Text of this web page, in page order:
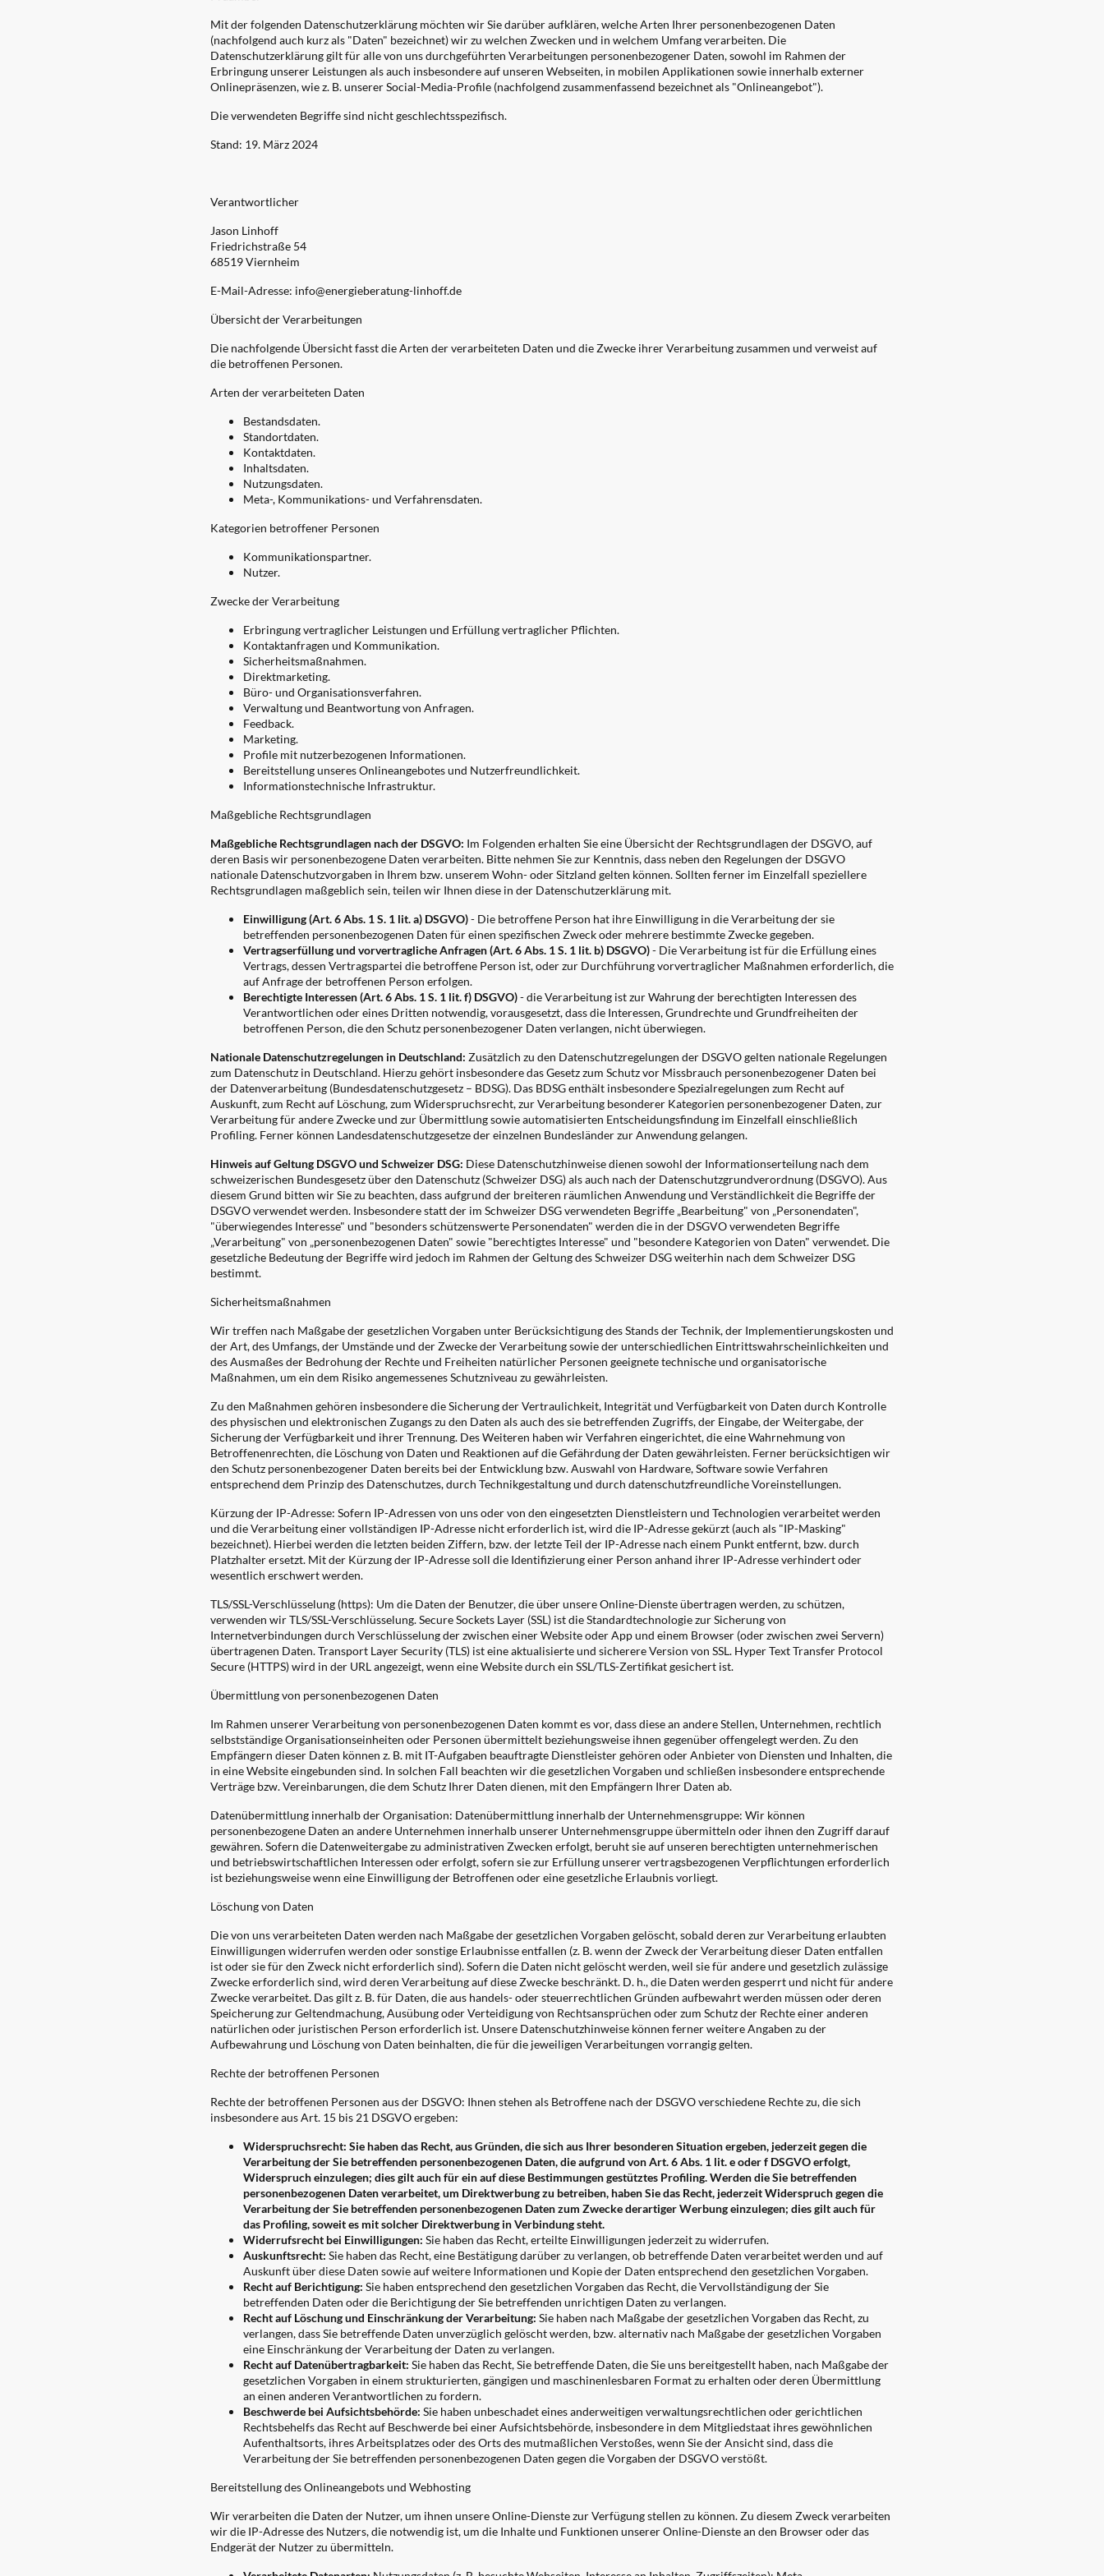
Mit der folgenden Datenschutzerklärung möchten wir Sie darüber aufklären, welche Arten Ihrer personenbezogenen Daten
(nachfolgend auch kurz als "Daten" bezeichnet) wir zu welchen Zwecken und in welchem Umfang verarbeiten. Die
Datenschutzerklärung gilt für alle von uns durchgeführten Verarbeitungen personenbezogener Daten, sowohl im Rahmen der
Erbringung unserer Leistungen als auch insbesondere auf unseren Webseiten, in mobilen Applikationen sowie innerhalb externer
Onlinepräsenzen, wie z. B. unserer Social-Media-Profile (nachfolgend zusammenfassend bezeichnet als "Onlineangebot").
Die verwendeten Begriffe sind nicht geschlechtsspezifisch.
Stand: 19. März 2024
Verantwortlicher
Jason Linhoff
Friedrichstraße 54
68519 Viernheim
E-Mail-Adresse: info@energieberatung-linhoff.de
Übersicht der Verarbeitungen
Die nachfolgende Übersicht fasst die Arten der verarbeiteten Daten und die Zwecke ihrer Verarbeitung zusammen und verweist auf
die betroffenen Personen.
Arten der verarbeiteten Daten
Bestandsdaten.
Standortdaten.
Kontaktdaten.
Inhaltsdaten.
Nutzungsdaten.
Meta-, Kommunikations- und Verfahrensdaten.
Kategorien betroffener Personen
Kommunikationspartner.
Nutzer.
Zwecke der Verarbeitung
Erbringung vertraglicher Leistungen und Erfüllung vertraglicher Pflichten.
Kontaktanfragen und Kommunikation.
Sicherheitsmaßnahmen.
Direktmarketing.
Büro- und Organisationsverfahren.
Verwaltung und Beantwortung von Anfragen.
Feedback.
Marketing.
Profile mit nutzerbezogenen Informationen.
Bereitstellung unseres Onlineangebotes und Nutzerfreundlichkeit.
Informationstechnische Infrastruktur.
Maßgebliche Rechtsgrundlagen
Maßgebliche Rechtsgrundlagen nach der DSGVO: Im Folgenden erhalten Sie eine Übersicht der Rechtsgrundlagen der DSGVO, auf
deren Basis wir personenbezogene Daten verarbeiten. Bitte nehmen Sie zur Kenntnis, dass neben den Regelungen der DSGVO
nationale Datenschutzvorgaben in Ihrem bzw. unserem Wohn- oder Sitzland gelten können. Sollten ferner im Einzelfall speziellere
Rechtsgrundlagen maßgeblich sein, teilen wir Ihnen diese in der Datenschutzerklärung mit.
Einwilligung (Art. 6 Abs. 1 S. 1 lit. a) DSGVO)- Die betroffene Person hat ihre Einwilligung in die Verarbeitung der sie
betreffenden personenbezogenen Daten für einen spezifischen Zweck oder mehrere bestimmte Zwecke gegeben.
Vertragserfüllung und vorvertragliche Anfragen (Art. 6 Abs. 1 S. 1 lit. b) DSGVO)- Die Verarbeitung ist für die Erfüllung eines
Vertrags, dessen Vertragspartei die betroffene Person ist, oder zur Durchführung vorvertraglicher Maßnahmen erforderlich, die
auf Anfrage der betroffenen Person erfolgen.
Berechtigte Interessen (Art. 6 Abs. 1 S. 1 lit. f) DSGVO)- die Verarbeitung ist zur Wahrung der berechtigten Interessen des
Verantwortlichen oder eines Dritten notwendig, vorausgesetzt, dass die Interessen, Grundrechte und Grundfreiheiten der
betroffenen Person, die den Schutz personenbezogener Daten verlangen, nicht überwiegen.
Nationale Datenschutzregelungen in Deutschland: Zusätzlich zu den Datenschutzregelungen der DSGVO gelten nationale Regelungen
zum Datenschutz in Deutschland. Hierzu gehört insbesondere das Gesetz zum Schutz vor Missbrauch personenbezogener Daten bei
der Datenverarbeitung (Bundesdatenschutzgesetz – BDSG). Das BDSG enthält insbesondere Spezialregelungen zum Recht auf
Auskunft, zum Recht auf Löschung, zum Widerspruchsrecht, zur Verarbeitung besonderer Kategorien personenbezogener Daten, zur
Verarbeitung für andere Zwecke und zur Übermittlung sowie automatisierten Entscheidungsfindung im Einzelfall einschließlich
Profiling. Ferner können Landesdatenschutzgesetze der einzelnen Bundesländer zur Anwendung gelangen.
Hinweis auf Geltung DSGVO und Schweizer DSG: Diese Datenschutzhinweise dienen sowohl der Informationserteilung nach dem
schweizerischen Bundesgesetz über den Datenschutz (Schweizer DSG) als auch nach der Datenschutzgrundverordnung (DSGVO). Aus
diesem Grund bitten wir Sie zu beachten, dass aufgrund der breiteren räumlichen Anwendung und Verständlichkeit die Begriffe der
DSGVO verwendet werden. Insbesondere statt der im Schweizer DSG verwendeten Begriffe „Bearbeitung" von „Personendaten",
"überwiegendes Interesse" und "besonders schützenswerte Personendaten" werden die in der DSGVO verwendeten Begriffe
„Verarbeitung" von „personenbezogenen Daten" sowie "berechtigtes Interesse" und "besondere Kategorien von Daten" verwendet. Die
gesetzliche Bedeutung der Begriffe wird jedoch im Rahmen der Geltung des Schweizer DSG weiterhin nach dem Schweizer DSG
bestimmt.
Sicherheitsmaßnahmen
Wir treffen nach Maßgabe der gesetzlichen Vorgaben unter Berücksichtigung des Stands der Technik, der Implementierungskosten und
der Art, des Umfangs, der Umstände und der Zwecke der Verarbeitung sowie der unterschiedlichen Eintrittswahrscheinlichkeiten und
des Ausmaßes der Bedrohung der Rechte und Freiheiten natürlicher Personen geeignete technische und organisatorische
Maßnahmen, um ein dem Risiko angemessenes Schutzniveau zu gewährleisten.
Zu den Maßnahmen gehören insbesondere die Sicherung der Vertraulichkeit, Integrität und Verfügbarkeit von Daten durch Kontrolle
des physischen und elektronischen Zugangs zu den Daten als auch des sie betreffenden Zugriffs, der Eingabe, der Weitergabe, der
Sicherung der Verfügbarkeit und ihrer Trennung. Des Weiteren haben wir Verfahren eingerichtet, die eine Wahrnehmung von
Betroffenenrechten, die Löschung von Daten und Reaktionen auf die Gefährdung der Daten gewährleisten. Ferner berücksichtigen wir
den Schutz personenbezogener Daten bereits bei der Entwicklung bzw. Auswahl von Hardware, Software sowie Verfahren
entsprechend dem Prinzip des Datenschutzes, durch Technikgestaltung und durch datenschutzfreundliche Voreinstellungen.
Kürzung der IP-Adresse: Sofern IP-Adressen von uns oder von den eingesetzten Dienstleistern und Technologien verarbeitet werden
und die Verarbeitung einer vollständigen IP-Adresse nicht erforderlich ist, wird die IP-Adresse gekürzt (auch als "IP-Masking"
bezeichnet). Hierbei werden die letzten beiden Ziffern, bzw. der letzte Teil der IP-Adresse nach einem Punkt entfernt, bzw. durch
Platzhalter ersetzt. Mit der Kürzung der IP-Adresse soll die Identifizierung einer Person anhand ihrer IP-Adresse verhindert oder
wesentlich erschwert werden.
TLS/SSL-Verschlüsselung (https): Um die Daten der Benutzer, die über unsere Online-Dienste übertragen werden, zu schützen,
verwenden wir TLS/SSL-Verschlüsselung. Secure Sockets Layer (SSL) ist die Standardtechnologie zur Sicherung von
Internetverbindungen durch Verschlüsselung der zwischen einer Website oder App und einem Browser (oder zwischen zwei Servern)
übertragenen Daten. Transport Layer Security (TLS) ist eine aktualisierte und sicherere Version von SSL. Hyper Text Transfer Protocol
Secure (HTTPS) wird in der URL angezeigt, wenn eine Website durch ein SSL/TLS-Zertifikat gesichert ist.
Übermittlung von personenbezogenen Daten
Im Rahmen unserer Verarbeitung von personenbezogenen Daten kommt es vor, dass diese an andere Stellen, Unternehmen, rechtlich
selbstständige Organisationseinheiten oder Personen übermittelt beziehungsweise ihnen gegenüber offengelegt werden. Zu den
Empfängern dieser Daten können z. B. mit IT-Aufgaben beauftragte Dienstleister gehören oder Anbieter von Diensten und Inhalten, die
in eine Website eingebunden sind. In solchen Fall beachten wir die gesetzlichen Vorgaben und schließen insbesondere entsprechende
Verträge bzw. Vereinbarungen, die dem Schutz Ihrer Daten dienen, mit den Empfängern Ihrer Daten ab.
Datenübermittlung innerhalb der Organisation: Datenübermittlung innerhalb der Unternehmensgruppe: Wir können
personenbezogene Daten an andere Unternehmen innerhalb unserer Unternehmensgruppe übermitteln oder ihnen den Zugriff darauf
gewähren. Sofern die Datenweitergabe zu administrativen Zwecken erfolgt, beruht sie auf unseren berechtigten unternehmerischen
und betriebswirtschaftlichen Interessen oder erfolgt, sofern sie zur Erfüllung unserer vertragsbezogenen Verpflichtungen erforderlich
ist beziehungsweise wenn eine Einwilligung der Betroffenen oder eine gesetzliche Erlaubnis vorliegt.
Löschung von Daten
Die von uns verarbeiteten Daten werden nach Maßgabe der gesetzlichen Vorgaben gelöscht, sobald deren zur Verarbeitung erlaubten
Einwilligungen widerrufen werden oder sonstige Erlaubnisse entfallen (z. B. wenn der Zweck der Verarbeitung dieser Daten entfallen
ist oder sie für den Zweck nicht erforderlich sind). Sofern die Daten nicht gelöscht werden, weil sie für andere und gesetzlich zulässige
Zwecke erforderlich sind, wird deren Verarbeitung auf diese Zwecke beschränkt. D. h., die Daten werden gesperrt und nicht für andere
Zwecke verarbeitet. Das gilt z. B. für Daten, die aus handels- oder steuerrechtlichen Gründen aufbewahrt werden müssen oder deren
Speicherung zur Geltendmachung, Ausübung oder Verteidigung von Rechtsansprüchen oder zum Schutz der Rechte einer anderen
natürlichen oder juristischen Person erforderlich ist. Unsere Datenschutzhinweise können ferner weitere Angaben zu der
Aufbewahrung und Löschung von Daten beinhalten, die für die jeweiligen Verarbeitungen vorrangig gelten.
Rechte der betroffenen Personen
Rechte der betroffenen Personen aus der DSGVO: Ihnen stehen als Betroffene nach der DSGVO verschiedene Rechte zu, die sich
insbesondere aus Art. 15 bis 21 DSGVO ergeben:
Widerspruchsrecht: Sie haben das Recht, aus Gründen, die sich aus Ihrer besonderen Situation ergeben, jederzeit gegen die
Verarbeitung der Sie betreffenden personenbezogenen Daten, die aufgrund von Art. 6 Abs. 1 lit. e oder f DSGVO erfolgt,
Widerspruch einzulegen; dies gilt auch für ein auf diese Bestimmungen gestütztes Profiling. Werden die Sie betreffenden
personenbezogenen Daten verarbeitet, um Direktwerbung zu betreiben, haben Sie das Recht, jederzeit Widerspruch gegen die
Verarbeitung der Sie betreffenden personenbezogenen Daten zum Zwecke derartiger Werbung einzulegen; dies gilt auch für
das Profiling, soweit es mit solcher Direktwerbung in Verbindung steht.
Widerrufsrecht bei Einwilligungen: Sie haben das Recht, erteilte Einwilligungen jederzeit zu widerrufen.
Auskunftsrecht: Sie haben das Recht, eine Bestätigung darüber zu verlangen, ob betreffende Daten verarbeitet werden und auf
Auskunft über diese Daten sowie auf weitere Informationen und Kopie der Daten entsprechend den gesetzlichen Vorgaben.
Recht auf Berichtigung: Sie haben entsprechend den gesetzlichen Vorgaben das Recht, die Vervollständigung der Sie
betreffenden Daten oder die Berichtigung der Sie betreffenden unrichtigen Daten zu verlangen.
Recht auf Löschung und Einschränkung der Verarbeitung: Sie haben nach Maßgabe der gesetzlichen Vorgaben das Recht, zu
verlangen, dass Sie betreffende Daten unverzüglich gelöscht werden, bzw. alternativ nach Maßgabe der gesetzlichen Vorgaben
eine Einschränkung der Verarbeitung der Daten zu verlangen.
Recht auf Datenübertragbarkeit: Sie haben das Recht, Sie betreffende Daten, die Sie uns bereitgestellt haben, nach Maßgabe der
gesetzlichen Vorgaben in einem strukturierten, gängigen und maschinenlesbaren Format zu erhalten oder deren Übermittlung
an einen anderen Verantwortlichen zu fordern.
Beschwerde bei Aufsichtsbehörde: Sie haben unbeschadet eines anderweitigen verwaltungsrechtlichen oder gerichtlichen
Rechtsbehelfs das Recht auf Beschwerde bei einer Aufsichtsbehörde, insbesondere in dem Mitgliedstaat ihres gewöhnlichen
Aufenthaltsorts, ihres Arbeitsplatzes oder des Orts des mutmaßlichen Verstoßes, wenn Sie der Ansicht sind, dass die
Verarbeitung der Sie betreffenden personenbezogenen Daten gegen die Vorgaben der DSGVO verstößt.
Bereitstellung des Onlineangebots und Webhosting
Wir verarbeiten die Daten der Nutzer, um ihnen unsere Online-Dienste zur Verfügung stellen zu können. Zu diesem Zweck verarbeiten
wir die IP-Adresse des Nutzers, die notwendig ist, um die Inhalte und Funktionen unserer Online-Dienste an den Browser oder das
Endgerät der Nutzer zu übermitteln.